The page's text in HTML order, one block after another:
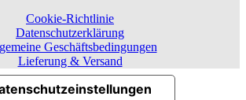
Cookie-Richtlinie
Datenschutzerklärung
Geschäftsbedingungen
Lieferung & Versand